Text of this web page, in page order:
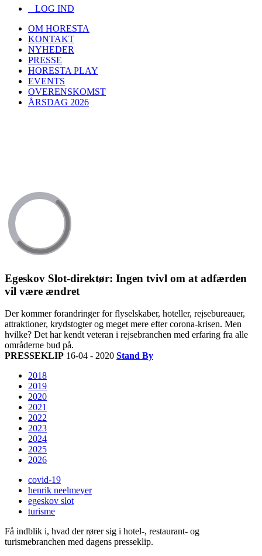
LOG IND
OM HORESTA
KONTAKT
NYHEDER
PRESSE
HORESTA PLAY
EVENTS
OVERENSKOMST
ÅRSDAG 2026
Egeskov Slot-direktør: Ingen tvivl om at adfærden
vil være ændret
Der kommer forandringer for flyselskaber, hoteller, rejsebureauer,
attraktioner, krydstogter og meget mere efter corona-krisen. Men
hvilke? Det har kendt veteran i rejsebranchen med erfaring fra alle
områderne bud på.
PRESSEKLIP 16-04 - 2020 Stand By
2018
2019
2020
2021
2022
2023
2024
2025
2026
covid-19
henrik neelmeyer
egeskov slot
turisme
Få indblik i, hvad der rører sig i hotel-, restaurant- og
turismebranchen med dagens presseklip.